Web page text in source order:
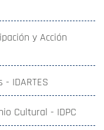
y Acción
IDARTES
Cultural - IDPC